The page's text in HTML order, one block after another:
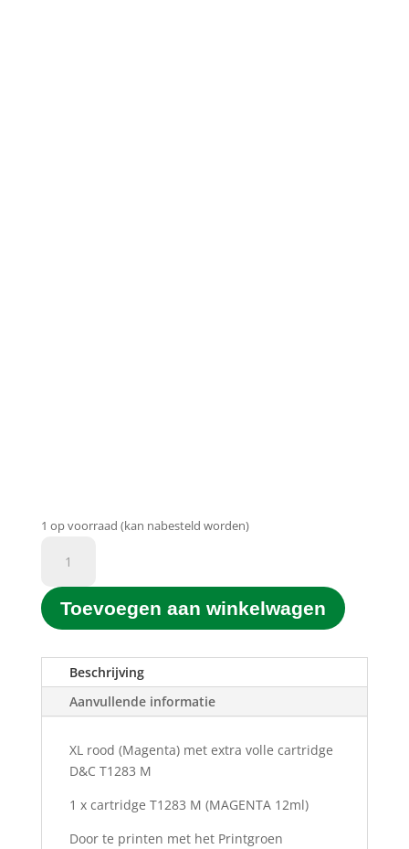
1 op voorraad (kan nabesteld worden)
Printgroen®
huismerk
T1283
M
(Magenta)
(12ML)
aantal
Toevoegen aan winkelwagen
Beschrijving
Aanvullende informatie
XL rood (Magenta) met extra volle cartridge
D&C T1283 M
1 x cartridge T1283 M (MAGENTA 12ml)
Door te printen met het Printgroen